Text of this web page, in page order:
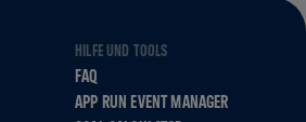
HILFE UND TOOLS
FAQ
APP RUN EVENT MANAGER